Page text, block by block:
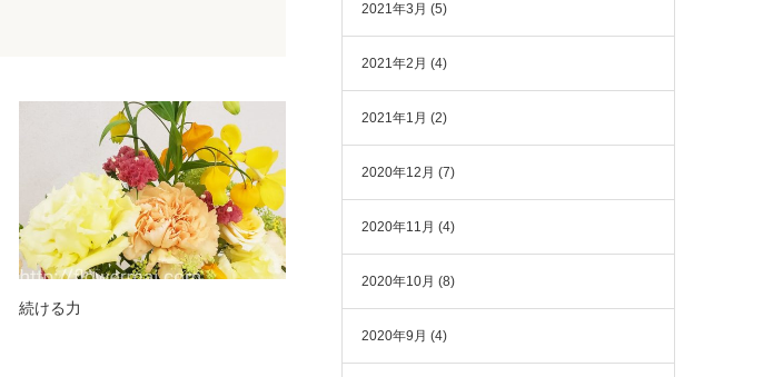
続ける力
2021年3月 (5)
2021年2月 (4)
2021年1月 (2)
2020年12月 (7)
2020年11月 (4)
2020年10月 (8)
2020年9月 (4)